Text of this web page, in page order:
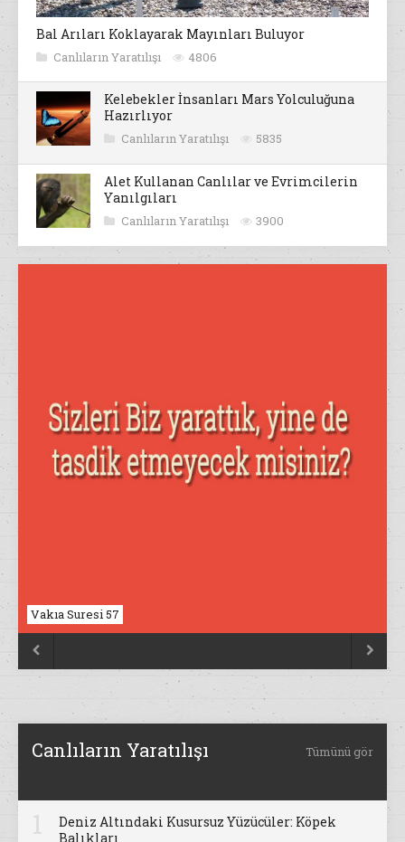
Bal Arıları Koklayarak Mayınları Buluyor
Canlıların Yaratılışı 4806
Kelebekler İnsanları Mars Yolculuğuna
Hazırlıyor
Canlıların Yaratılışı 5835
Alet Kullanan Canlılar ve Evrimcilerin
Yanılgıları
Canlıların Yaratılışı 3900
Vakıa Suresi 57
 
Canlıların Yaratılışı Tümünü gör
Deniz Altındaki Kusursuz Yüzücüler: Köpek
Balıkları